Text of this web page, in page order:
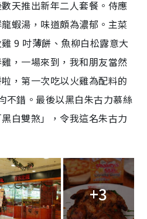
天推出新年二人套餐。侍應
蝦湯，味道頗為濃郁。主菜
9 吋薄餅、魚柳白松露意大
，一場來到，我和朋友當然
，第一次吃以火雞為配料的
不錯。最後以黑白朱古力慕絲
白雙煞」，令我這名朱古力
+3